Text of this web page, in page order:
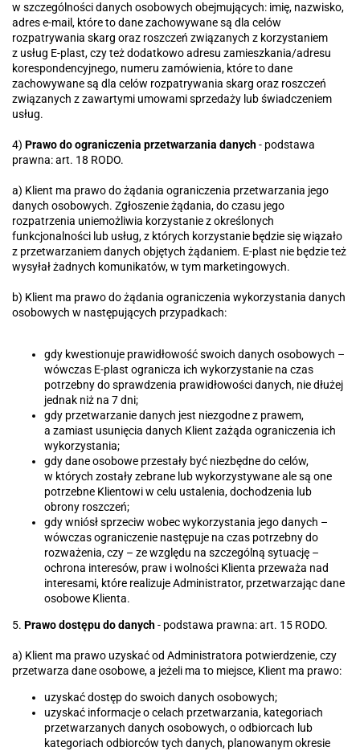
w szczególności danych osobowych obejmujących: imię, nazwisko,
adres e-mail, które to dane zachowywane są dla celów
rozpatrywania skarg oraz roszczeń związanych z korzystaniem
z usług E-plast, czy też dodatkowo adresu zamieszkania/adresu
korespondencyjnego, numeru zamówienia, które to dane
zachowywane są dla celów rozpatrywania skarg oraz roszczeń
związanych z zawartymi umowami sprzedaży lub świadczeniem
usług.
4) Prawo do ograniczenia przetwarzania danych- podstawa
prawna: art. 18 RODO.
a) Klient ma prawo do żądania ograniczenia przetwarzania jego
danych osobowych. Zgłoszenie żądania, do czasu jego
rozpatrzenia uniemożliwia korzystanie z określonych
funkcjonalności lub usług, z których korzystanie będzie się wiązało
z przetwarzaniem danych objętych żądaniem. E-plast nie będzie też
wysyłał żadnych komunikatów, w tym marketingowych.
b) Klient ma prawo do żądania ograniczenia wykorzystania danych
osobowych w następujących przypadkach:
gdy kwestionuje prawidłowość swoich danych osobowych –
wówczas E-plast ogranicza ich wykorzystanie na czas
potrzebny do sprawdzenia prawidłowości danych, nie dłużej
jednak niż na 7 dni;
gdy przetwarzanie danych jest niezgodne z prawem,
a zamiast usunięcia danych Klient zażąda ograniczenia ich
wykorzystania;
gdy dane osobowe przestały być niezbędne do celów,
w których zostały zebrane lub wykorzystywane ale są one
potrzebne Klientowi w celu ustalenia, dochodzenia lub
obrony roszczeń;
gdy wniósł sprzeciw wobec wykorzystania jego danych –
wówczas ograniczenie następuje na czas potrzebny do
rozważenia, czy – ze względu na szczególną sytuację –
ochrona interesów, praw i wolności Klienta przeważa nad
interesami, które realizuje Administrator, przetwarzając dane
osobowe Klienta.
5. Prawo dostępu do danych- podstawa prawna: art. 15 RODO.
a) Klient ma prawo uzyskać od Administratora potwierdzenie, czy
przetwarza dane osobowe, a jeżeli ma to miejsce, Klient ma prawo:
uzyskać dostęp do swoich danych osobowych;
uzyskać informacje o celach przetwarzania, kategoriach
przetwarzanych danych osobowych, o odbiorcach lub
kategoriach odbiorców tych danych, planowanym okresie